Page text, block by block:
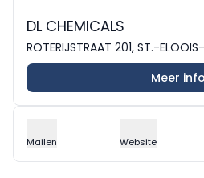
DL CHEMICALS
ROTERIJSTRAAT 201, ST.-
Meer info
Mailen Website